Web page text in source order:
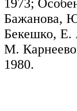
1973;
Бажанова,
Бекешко, Е.
М.